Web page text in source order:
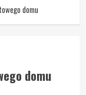
domu
domu